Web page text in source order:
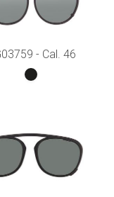
- Cal. 46